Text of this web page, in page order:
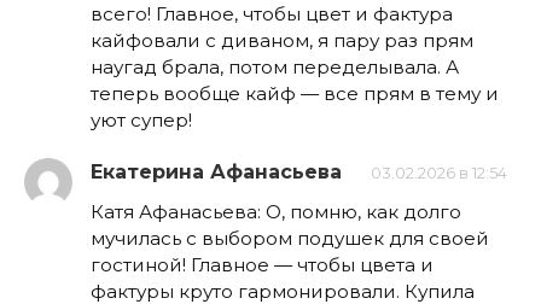
всего! Главное, чтобы цвет и фактура
кайфовали с диваном, я пару раз прям
наугад брала, потом переделывала. А
теперь вообще кайф — все прям в тему и
уют супер!
Екатерина Афанасьева 03.02.2026 в 12:54
Катя Афанасьева: О, помню, как долго
мучилась с выбором подушек для своей
гостиной! Главное — чтобы цвета и
фактуры круто гармонировали. Купила